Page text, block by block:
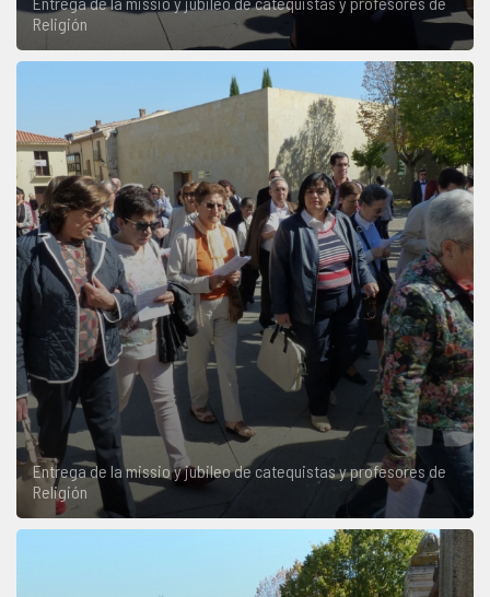
Religión
Entrega de la missio y jubileo de catequistas y profesores de
Religión